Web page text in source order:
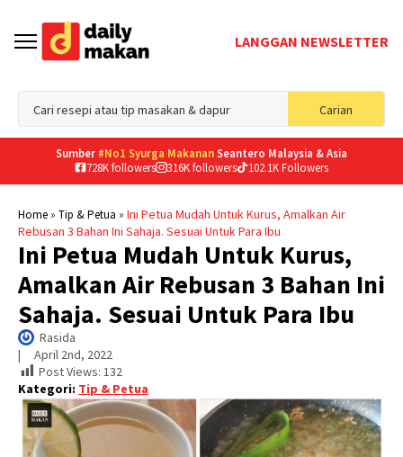
LANGGAN NEWSLETTER
Carian
for:
Sumber #No1 Syurga MakananSeantero Malaysia & Asia
728K followers
316K followers 102.1K Followers
Home» Tip & Petua » Ini Petua Mudah Untuk Kurus, Amalkan Air
Rebusan 3 Bahan Ini Sahaja. Sesuai Untuk Para Ibu
Ini Petua Mudah Untuk Kurus,
Amalkan Air Rebusan 3 Bahan Ini
Sahaja. Sesuai Untuk Para Ibu
Rasida
| April 2nd, 2022
Post Views: 132
Kategori: Tip & Petua